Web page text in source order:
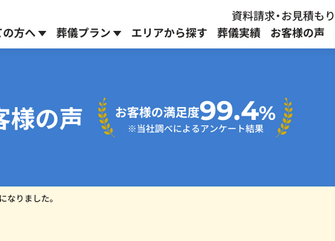
資料請求・お見積もり
方へ
葬儀プラン
通常273,900円
エリアから探す 葬儀実績 お客様の声
様の声 お客様の満足度99.4%
※当社調べによるアンケート結果
なりました。